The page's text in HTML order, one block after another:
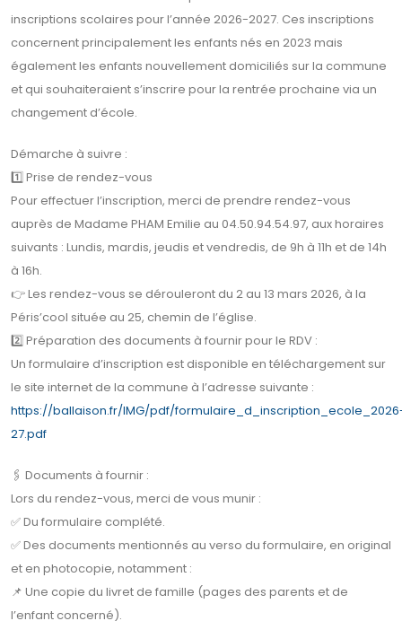
inscriptions scolaires pour l’année 2026-2027. Ces inscriptions
concernent principalement les enfants nés en 2023 mais
également les enfants nouvellement domiciliés sur la commune
et qui souhaiteraient s’inscrire pour la rentrée prochaine via un
changement d’école.
Démarche à suivre :
1️⃣ Prise de rendez-vous
Pour effectuer l’inscription, merci de prendre rendez-vous
auprès de Madame PHAM Emilie au 04.50.94.54.97, aux horaires
suivants : Lundis, mardis, jeudis et vendredis, de 9h à 11h et de 14h
à 16h.
👉 Les rendez-vous se dérouleront du 2 au 13 mars 2026, à la
Péris’cool située au 25, chemin de l’église.
2️⃣ Préparation des documents à fournir pour le RDV :
Un formulaire d’inscription est disponible en téléchargement sur
le site internet de la commune à l’adresse suivante :
https://ballaison.fr/IMG/pdf/
27.pdf
🖇 Documents à fournir :
Lors du rendez-vous, merci de vous munir :
✅ Du formulaire complété.
✅ Des documents mentionnés au verso du formulaire, en original
et en photocopie, notamment :
📌 Une copie du livret de famille (pages des parents et de
l’enfant concerné).